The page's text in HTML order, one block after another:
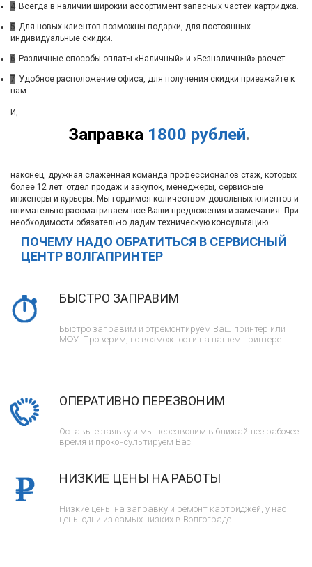
4 Всегда в наличии широкий ассортимент запасных частей картриджа.
5 Для новых клиентов возможны подарки, для постоянных
индивидуальные скидки.
6 Различные способы оплаты «Наличный» и «Безналичный» расчет.
7 Удобное расположение офиса, для получения скидки приезжайте к
нам.
Заправка 1800 рублей.
И,
наконец, дружная слаженная команда профессионалов стаж, которых
более 12 лет: отдел продаж и закупок, менеджеры, сервисные
инженеры и курьеры. Мы гордимся количеством довольных клиентов и
внимательно рассматриваем все Ваши предложения и замечания. При
необходимости обязательно дадим техническую консультацию.
ПОЧЕМУ НАДО ОБРАТИТЬСЯ В СЕРВИСНЫЙ
ЦЕНТР ВОЛГАПРИНТЕР
БЫСТРО ЗАПРАВИМ
Быстро заправим и отремонтируем Ваш принтер или
МФУ. Проверим, по возможности на нашем принтере.
ОПЕРАТИВНО ПЕРЕЗВОНИМ
Оставьте заявку и мы перезвоним в ближайшее рабочее
время и проконсультируем Вас.
НИЗКИЕ ЦЕНЫ НА РАБОТЫ
Низкие цены на заправку и ремонт картриджей, у нас
цены одни из самых низких в Волгограде.